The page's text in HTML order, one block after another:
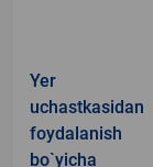
Yer
uchastkasidan
foydalanish
bo`yicha